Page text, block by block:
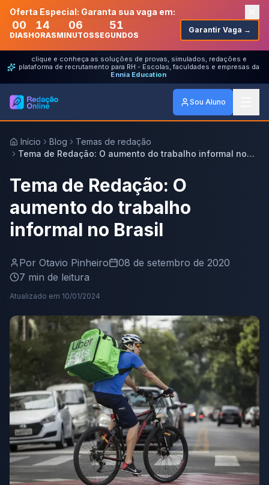
Oferta Especial: Garanta sua vaga em:
00
DIAS
14
HORAS
06
MINUTOS
51
SEGUNDOS
Garantir Vaga →
clique e conheça as soluções de provas, simulados, redações e
plataforma de recrutamento para RH - Escolas, faculdades e empresas da
Ennia Education
Sou Aluno
Início Blog
Temas de redação
Tema de Redação: O aumento do trabalho informal no
Tema de Redação: O
aumento do trabalho
informal no Brasil
Por Otavio Pinheiro
08 de setembro de 2020
7 min de leitura
Atualizado em 10/01/2024